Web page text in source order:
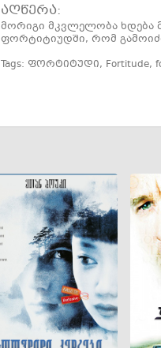
აღწერა:
მორიგი მკვლელობა ხდება
ფორტიტიუდში, რომ
Tags: ფორტიტუდი, Fortitude,